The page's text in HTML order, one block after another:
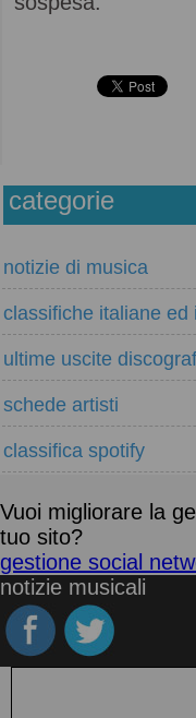
categorie
notizie di musica
classifiche italiane ed
ultime uscite
schede artisti
classifica spotify
Vuoi migliorare la
tuo sito?
gestione social
notizie musicali